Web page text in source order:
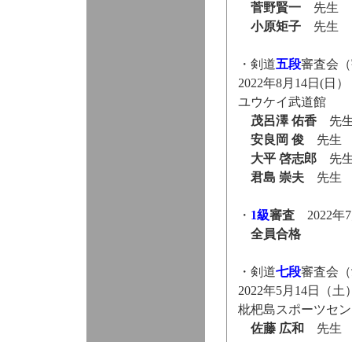
菅野賢一先生
小原矩子先生
・剣道五段審査会
2022年8月14日(日
ユウケイ武道館
茂呂澤 佑香先
安良岡 俊 先
大平 啓志郎先
君島 崇夫先生
・ 1級審査2022年
全員合格
・剣道七段審査会
2022年5月14日（土
枇杷島スポーツセ
佐藤 広和 先生